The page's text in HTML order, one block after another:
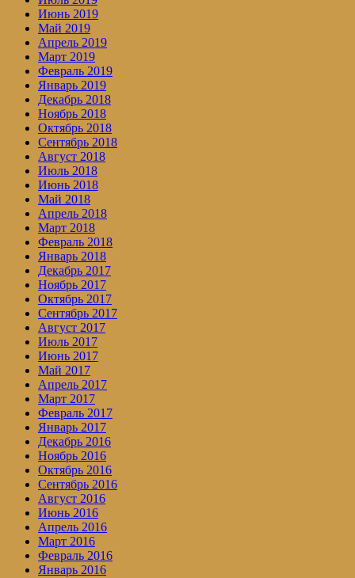
Июнь 2019
Май 2019
Апрель 2019
Март 2019
Февраль 2019
Январь 2019
Декабрь 2018
Ноябрь 2018
Октябрь 2018
Сентябрь 2018
Август 2018
Июль 2018
Июнь 2018
Май 2018
Апрель 2018
Март 2018
Февраль 2018
Январь 2018
Декабрь 2017
Ноябрь 2017
Октябрь 2017
Сентябрь 2017
Август 2017
Июль 2017
Июнь 2017
Май 2017
Апрель 2017
Март 2017
Февраль 2017
Январь 2017
Декабрь 2016
Ноябрь 2016
Октябрь 2016
Сентябрь 2016
Август 2016
Июнь 2016
Апрель 2016
Март 2016
Февраль 2016
Январь 2016